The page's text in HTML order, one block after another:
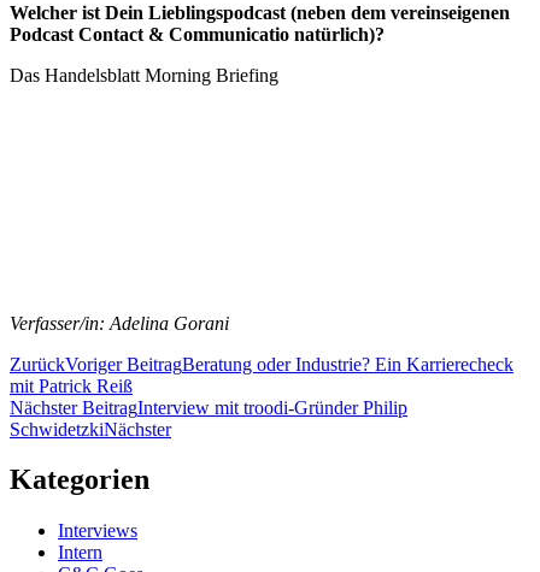
Welcher ist Dein Lieblingspodcast (neben dem vereinseigenen
Podcast Contact & Communicatio natürlich)?
Das Handelsblatt Morning Briefing
Verfasser/in: Adelina Gorani
ZurückVoriger BeitragBeratung oder Industrie? Ein Karrierecheck
mit Patrick Reiß
Nächster BeitragInterview mit troodi-Gründer Philip
SchwidetzkiNächster
Kategorien
Interviews
Intern